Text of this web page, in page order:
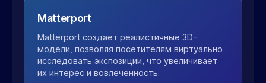
Matterport
Matterport создает реалистичные 3D-
модели, позволяя посетителям виртуально
исследовать экспозиции, что увеличивает
их интерес и вовлеченность.